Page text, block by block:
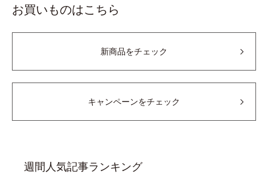
お買いものはこちら
新商品をチェック
キャンペーンをチェック
週間人気記事ランキング